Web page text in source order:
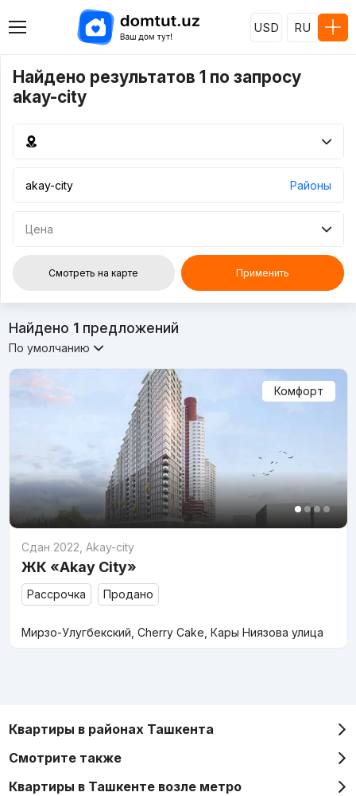
USD RU
Найдено результатов 1 по запросу
akay-city
Районы
Цена
Смотреть на карте Применить
Найдено 1предложений
По умолчанию
Комфорт
Сдан 2022 Akay-city
ЖК «Akay City»
Рассрочка Продано
Мирзо-Улугбекский, Cherry Cake, Кары Ниязова улица
Квартиры в районах Ташкента
Смотрите также
Квартиры в Ташкенте возле метро